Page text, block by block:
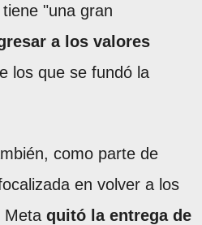
"una gran
a los valores
los que se fundó la
como parte de
en volver a los
Meta quitó la entrega de